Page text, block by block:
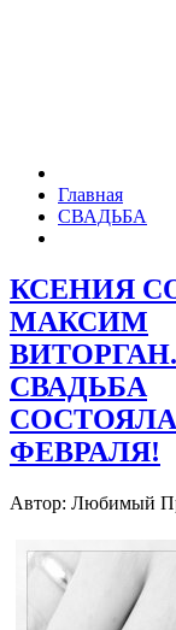
Главная
СВАДЬБА
КСЕНИЯ
МАКСИМ
ВИТОРГАН.
СВАДЬБА
ФЕВРАЛЯ!
Автор: Любимый